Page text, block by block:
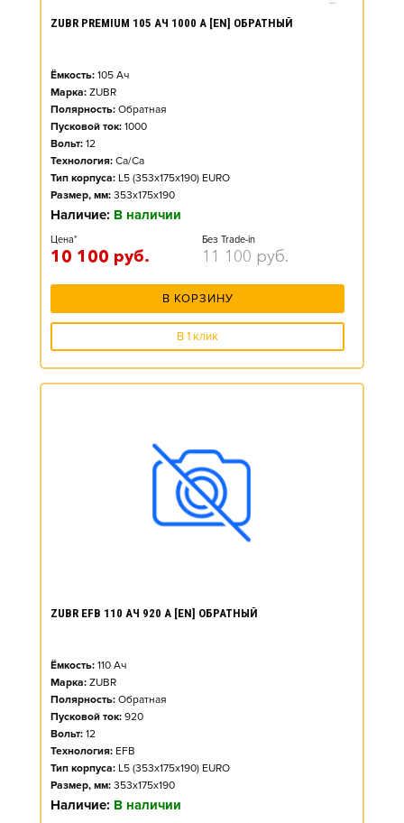
ZUBR PREMIUM 105 АЧ 1000 А [EN] ОБРАТНЫЙ
Ёмкость: 105 Ач
Марка: ZUBR
Полярность: Обратная
Пусковой ток: 1000
Вольт: 12
Технология: Ca/Ca
Тип корпуса: L5 (353x175x190) EURO
Размер, мм: 353x175x190
Наличие: В наличии
Цена*
10 100 руб.
Без Trade-in
11 100 руб.
В КОРЗИНУ
В 1 клик
ZUBR EFB 110 АЧ 920 А [EN] ОБРАТНЫЙ
Ёмкость: 110 Ач
Марка: ZUBR
Полярность: Обратная
Пусковой ток: 920
Вольт: 12
Технология: EFB
Тип корпуса: L5 (353x175x190) EURO
Размер, мм: 353x175x190
Наличие: В наличии